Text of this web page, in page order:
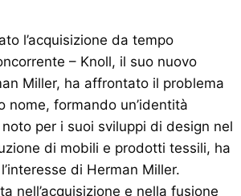
l’acquisizione da tempo
– Knoll, il suo nuovo
Miller, ha affrontato il problema
nome, formando un’identità
per i suoi sviluppi di design nel
di mobili e prodotti tessili, ha
di Herman Miller.
nell’acquisizione e nella fusione